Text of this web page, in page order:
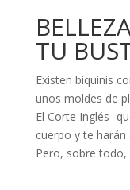
TU
Existen biquinis
unos moldes de
El Corte Inglés-
cuerpo y te
Pero, sobre